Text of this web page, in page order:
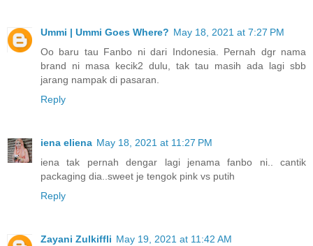
Ummi | Ummi Goes Where? May 18, 2021 at 7:27 PM
Oo baru tau Fanbo ni dari Indonesia. Pernah dgr nama
brand ni masa kecik2 dulu, tak tau masih ada lagi sbb
jarang nampak di pasaran.
Reply
iena eliena May 18, 2021 at 11:27 PM
iena tak pernah dengar lagi jenama fanbo ni.. cantik
packaging dia..sweet je tengok pink vs putih
Reply
Zayani Zulkiffli May 19, 2021 at 11:42 AM